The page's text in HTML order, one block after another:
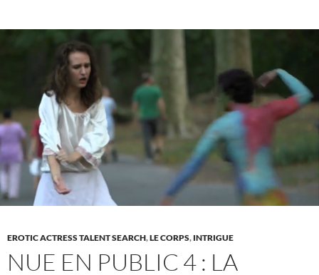
les
idéaux
corporels
de
société
EROTIC ACTRESS TALENT SEARCH,LE CORPS, INTRIGUE
NUE EN PUBLIC 4 : LA